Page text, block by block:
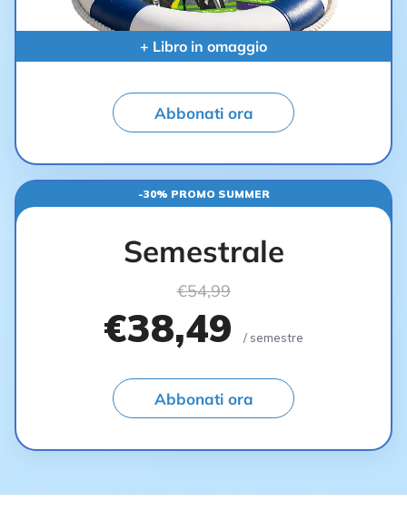
+ Libro in omaggio
Abbonati ora
-30% PROMO SUMMER
Semestrale
€54,99
€38,49 / semestre
Abbonati ora